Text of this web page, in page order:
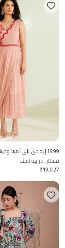
1999 إيه دي باي أميتا وديباك
فستان درابيه نايشا
₹19,027